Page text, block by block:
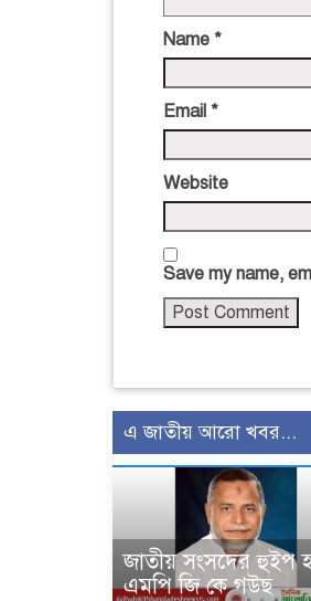
Name *
Email *
Website
Save my name,
এ জাতীয় আরো খবর...
জাতীয় সংসদের হুইপ
এমপি জি কে গউছ